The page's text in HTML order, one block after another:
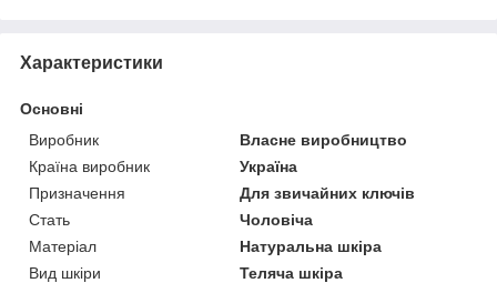
Характеристики
Основні
Виробник
Власне виробництво
Країна виробник
Україна
Призначення
Для звичайних ключів
Стать
Чоловіча
Матеріал
Натуральна шкіра
Вид шкіри
Теляча шкіра